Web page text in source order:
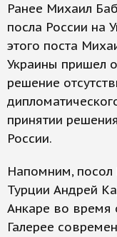
Ранее Михаил
посла России на
этого поста
Украины пришел
решение
принятии
России.
Напомним, посол
Турции Андрей
Анкаре во время
Галерее